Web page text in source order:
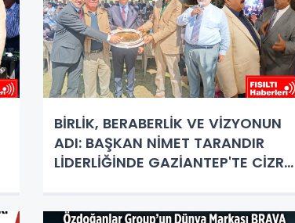
BİRLİK, BERABERLİK VE VİZYONUN
ADI: BAŞKAN NİMET TARANDIR
LİDERLİĞİNDE GAZİANTEP'TE CİZRE